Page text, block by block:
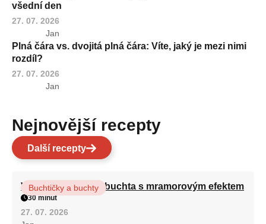
všední den
27. 07. 2026
Jan
Plná čára vs. dvojitá plná čára: Víte, jaký je mezi nimi
rozdíl?
27. 07. 2026
Jan
Nejnovější recepty
Další recepty
Vláčná olejová litá buchta s mramorovým efektem
Buchtičky a buchty
30 minut
27. 07. 2026